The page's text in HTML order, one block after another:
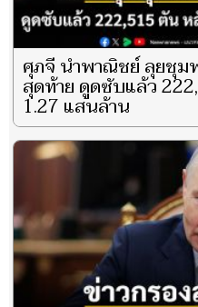
ศุภจี นำพาณิชย์ ลุยชุม
สุดท้าย ดูดซับแล้ว
1.27 แสนล้าน